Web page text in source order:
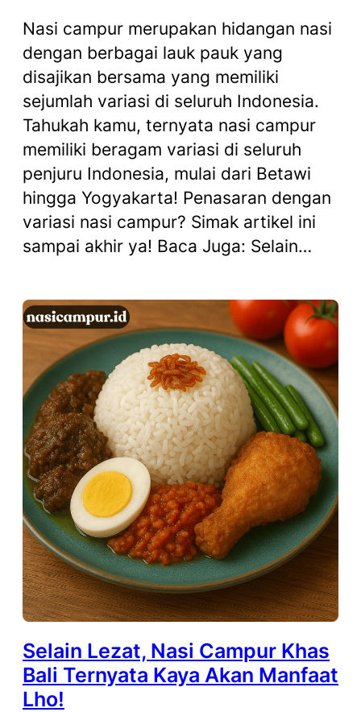
Nasi campur merupakan hidangan nasi
dengan berbagai lauk pauk yang
disajikan bersama yang memiliki
sejumlah variasi di seluruh Indonesia.
Tahukah kamu, ternyata nasi campur
memiliki beragam variasi di seluruh
penjuru Indonesia, mulai dari Betawi
hingga Yogyakarta! Penasaran dengan
variasi nasi campur? Simak artikel ini
sampai akhir ya! Baca Juga: Selain…
Selain Lezat, Nasi Campur Khas
Bali Ternyata Kaya Akan Manfaat
Lho!